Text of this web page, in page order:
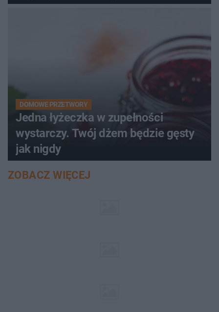
pociemniałą biżuterię
DOMOWE PRZETWORY
Jedna łyżeczka w zupełności
wystarczy. Twój dżem będzie gęsty
jak nigdy
ZOBACZ WIĘCEJ